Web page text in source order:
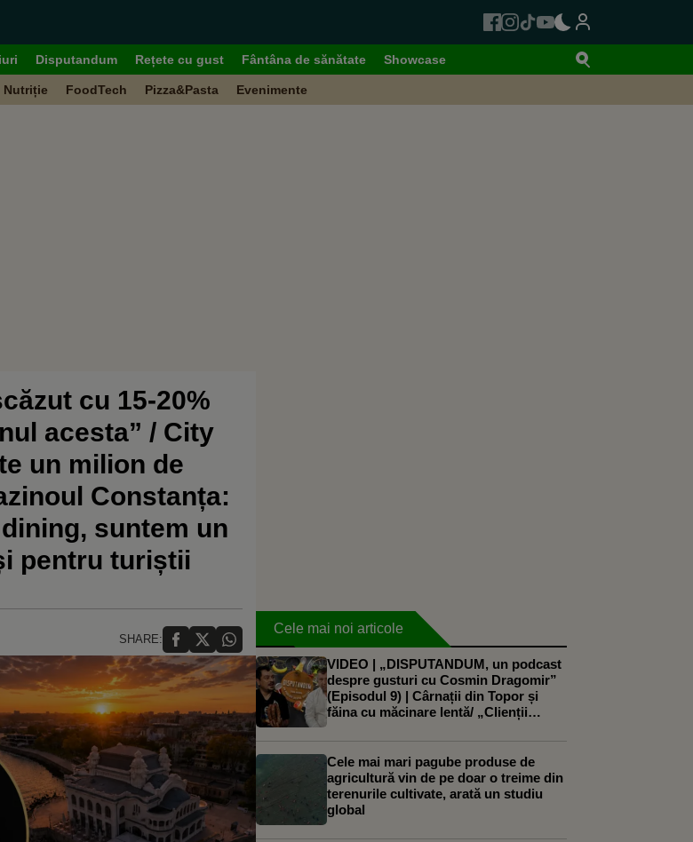
Disputandum Rețete cu gust Fântâna de sănătate Showcase
Nutriție FoodTech Pizza&Pasta Evenimente
cu 15-20%
acesta” / City
un milion de
Constanța:
suntem un
pentru turiștii
SHARE:
Cele mai noi articole
VIDEO | „DISPUTANDUM, un podcast
despre gusturi cu Cosmin Dragomir”
(Episodul 9) | Cârnații din Topor și
făina cu măcinare lentă/ „Clienții
dispuși să plătească pentru calitate”
Cele mai mari pagube produse de
agricultură vin de pe doar o treime din
terenurile cultivate, arată un studiu
global